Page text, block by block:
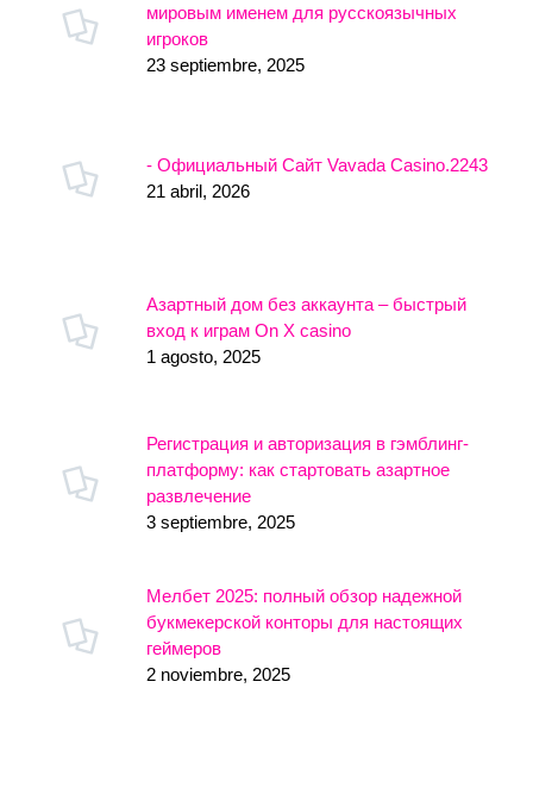
мировым именем для русскоязычных
игроков
23 septiembre, 2025
- Официальный Сайт Vavada Casino.2243
21 abril, 2026
Азартный дом без аккаунта – быстрый
вход к играм On X casino
1 agosto, 2025
Регистрация и авторизация в гэмблинг-
платформу: как стартовать азартное
развлечение
3 septiembre, 2025
Мелбет 2025: полный обзор надежной
букмекерской конторы для настоящих
геймеров
2 noviembre, 2025